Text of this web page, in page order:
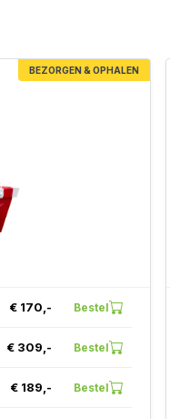
BEZORGEN & OPHALEN
€ 170,- Bestel
€ 309,- Bestel
€ 189,- Bestel